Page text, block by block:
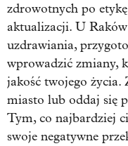
zdrowotnych po
aktualizacji. U Raków
uzdrawiania,
wprowadzić zmiany,
jakość twojego życia.
miasto lub oddaj się
Tym, co najbardziej
swoje negatywne